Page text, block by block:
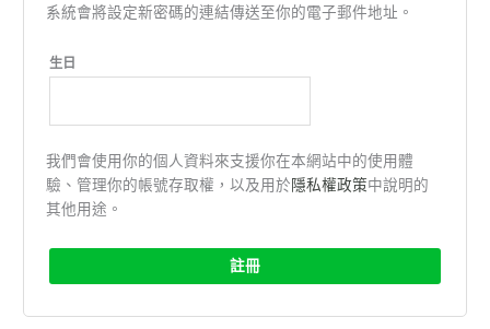
系統會將設定新密碼的連結傳送至你的電子郵件地址。
生日
我們會使用你的個人資料來支援你在本網站中的使用體
驗、管理你的帳號存取權，以及用於隱私權政策中說明的
其他用途。
註冊